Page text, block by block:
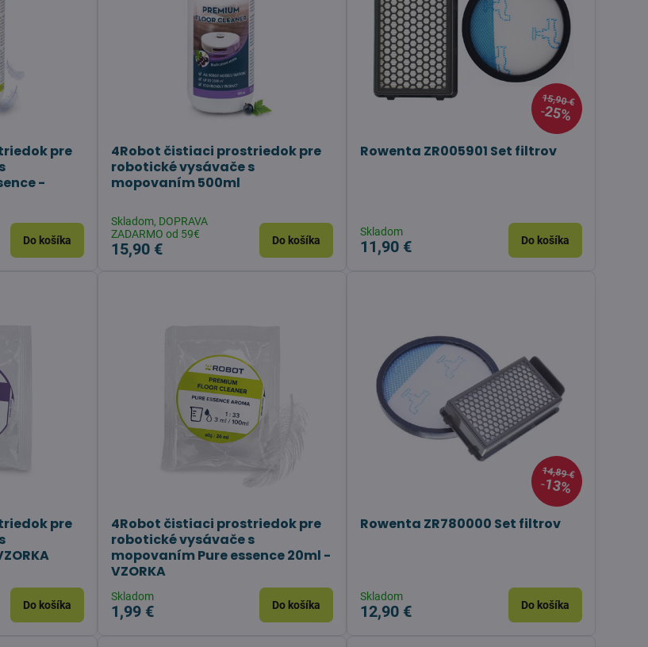
pre
-
Do košíka
4Robot čistiaci prostriedok pre
robotické vysávače s
mopovaním 500ml
Skladom, DOPRAVA
ZADARMO od 59€
15,90 € Do košíka
15,90 €
25%
Rowenta ZR005901 Set filtrov
Skladom
11,90 € Do košíka
pre
Do košíka
4Robot čistiaci prostriedok pre
robotické vysávače s
mopovaním Pure essence 20ml -
VZORKA
Skladom
1,99 € Do košíka
14,89 €
13%
Rowenta ZR780000 Set filtrov
Skladom
12,90 € Do košíka